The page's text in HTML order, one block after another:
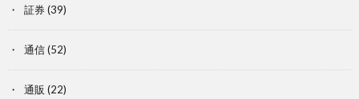
証券(39)
通信(52)
通販 (22)